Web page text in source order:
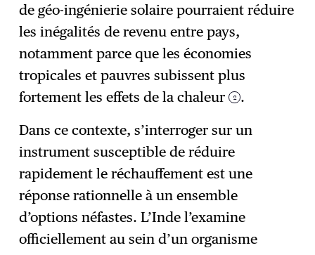
de géo-ingénierie solaire pourraient réduire
les inégalités de revenu entre pays,
notamment parce que les économies
tropicales et pauvres subissent plus
fortement les effets de la chaleur 2 .
Dans ce contexte, s’interroger sur un
instrument susceptible de réduire
rapidement le réchauffement est une
réponse rationnelle à un ensemble
d’options néfastes. L’Inde l’examine
officiellement au sein d’un organisme